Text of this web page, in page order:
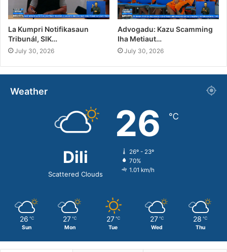
La Kumpri Notifikasaun
Tribunál, SIK…
July 30, 2026
Advogadu: Kazu Scamming
Iha Metiaut…
July 30, 2026
Weather
Dili
Scattered Clouds
26 ℃
26º - 23º
70%
1.01 km/h
26 ℃
Sun
27 ℃
Mon
27 ℃
Tue
27 ℃
Wed
28 ℃
Thu